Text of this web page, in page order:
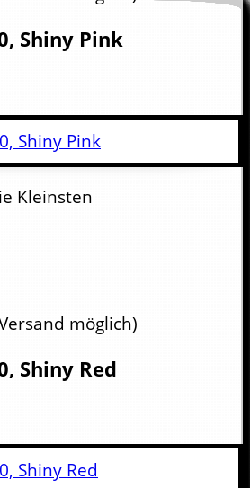
Shiny Pink
Kleinsten
möglich)
Shiny Red